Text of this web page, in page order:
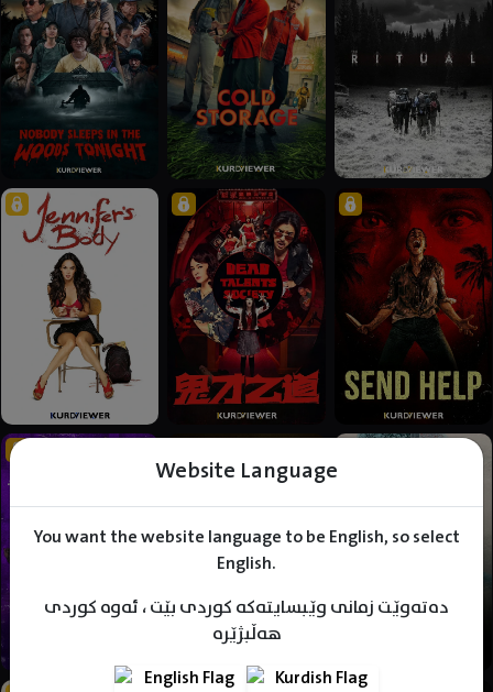
Website Language
You want the website language to be English, so select
English.
دەتەوێت زمانی وێبسایتەکە کوردی بێت ، ئەوە کوردی
هەڵبژێرە